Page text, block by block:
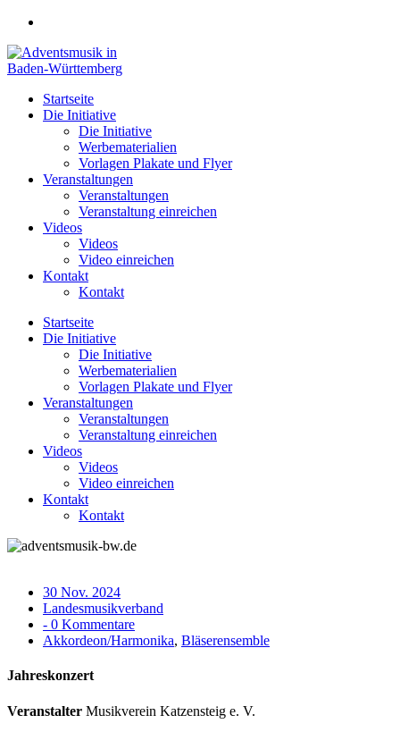
Zum
springen
Startseite
Die Initiative
Die Initiative
Werbematerialien
Vorlagen Plakate und Flyer
Veranstaltungen
Veranstaltungen
Veranstaltung einreichen
Videos
Videos
Video einreichen
Kontakt
Kontakt
Startseite
Die Initiative
Die Initiative
Werbematerialien
Vorlagen Plakate und Flyer
Veranstaltungen
Veranstaltungen
Veranstaltung einreichen
Videos
Videos
Video einreichen
Kontakt
Kontakt
30 Nov. 2024
Landesmusikverband
- 0 Kommentare
Akkordeon/Harmonika, Bläserensemble
Jahreskonzert
Veranstalter Musikverein Katzensteig e. V.